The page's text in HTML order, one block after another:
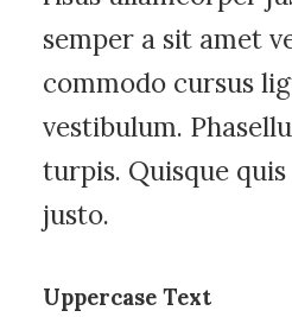
semper a sit amet
commodo cursus
vestibulum.
turpis. Quisque
justo.
Uppercase Text